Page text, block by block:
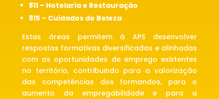
811 – Hotelaria e Restauração
815 – Cuidados de Beleza
Estas áreas permitem à APS desenvolver
respostas formativas diversificadas e alinhadas
com as oportunidades de emprego existentes
no território, contribuindo para a valorização
das competências dos formandos, para o
aumento da empregabilidade e para a